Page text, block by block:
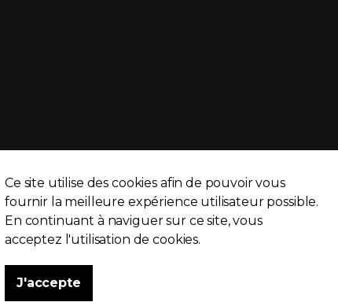
Politique de confidentialité Plan du site
Ce site utilise des cookies afin de pouvoir vous
fournir la meilleure expérience utilisateur possible.
En continuant à naviguer sur ce site, vous
acceptez l'utilisation de cookies.
J'accepte